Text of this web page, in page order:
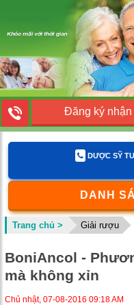
Đăng ký nhận
DƯỢC SỸ
DANH
Trang chủ > Giải rượu
BoniAncol -
mà không xỉn
Chủ nhật, 07-08-2016 09:18 AM